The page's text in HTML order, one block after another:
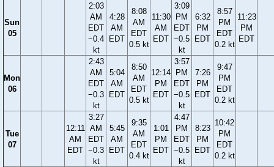
Sun
05
2:03
AM
EDT
−0.4
kt
4:28
AM
EDT
8:08
AM
EDT
0.5 kt
11:30
AM
EDT
3:09
PM
EDT
−0.5
kt
6:32
PM
EDT
8:57
PM
EDT
0.2 kt
11:23
PM
EDT
Mon
06
2:43
AM
EDT
−0.3
kt
5:04
AM
EDT
8:50
AM
EDT
0.5 kt
12:14
PM
EDT
3:57
PM
EDT
−0.5
kt
7:26
PM
EDT
9:47
PM
EDT
0.2 kt
Tue
07
12:11
AM
EDT
3:27
AM
EDT
−0.3
kt
5:45
AM
EDT
9:35
AM
EDT
0.4 kt
1:01
PM
EDT
4:47
PM
EDT
−0.5
kt
8:23
PM
EDT
10:42
PM
EDT
0.2 kt